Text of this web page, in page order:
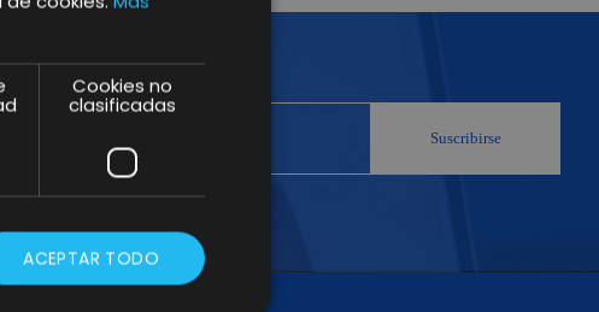
Cookies no
clasificadas
ACEPTAR TODO